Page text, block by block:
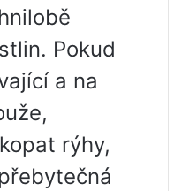
Pokud
a na
rýhy,